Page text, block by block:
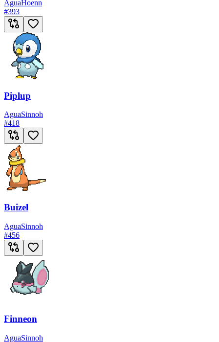
AguaHoenn
#393
Piplup
AguaSinnoh
#418
Buizel
AguaSinnoh
#456
Finneon
AguaSinnoh